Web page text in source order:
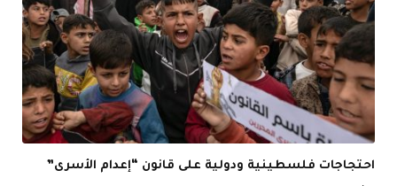
احتجاجات فلسطينية ودولية على قانون “إعدام الأسرى”